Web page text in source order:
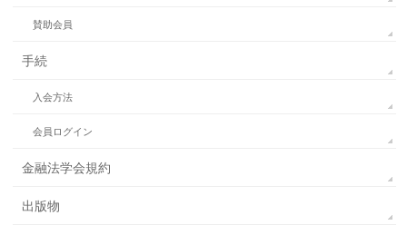
賛助会員
手続
入会方法
会員ログイン
金融法学会規約
出版物